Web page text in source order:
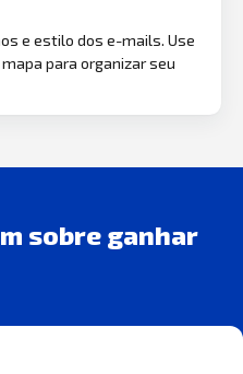
e estilo dos e-mails. Use
para organizar seu
sobre ganhar